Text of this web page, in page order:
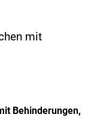
mit
Behinderungen,